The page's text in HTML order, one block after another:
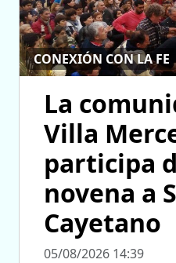
CONEXIÓN CON LA FE
La
Villa
participa
novena a
Cayetano
05/08/2026 14:39